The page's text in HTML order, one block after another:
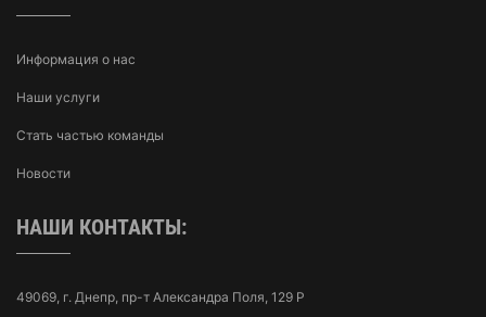
Информация о нас
Наши услуги
Стать частью команды
Новости
НАШИ КОНТАКТЫ:
49069, г. Днепр, пр-т Александра Поля, 129 Р